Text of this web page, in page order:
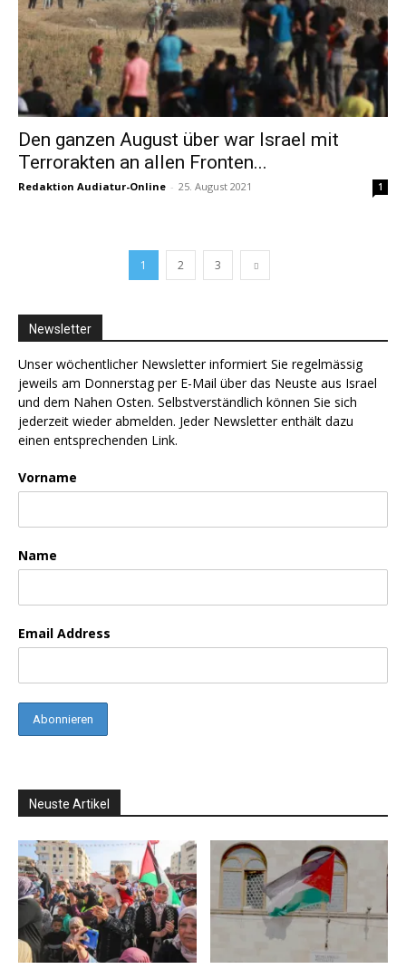
Den ganzen August über war Israel mit
Terrorakten an allen Fronten...
Redaktion Audiatur-Online - 25. August 2021 1
1 2 3
Newsletter
Unser wöchentlicher Newsletter informiert Sie regelmässig
jeweils am Donnerstag per E-Mail über das Neuste aus Israel
und dem Nahen Osten. Selbstverständlich können Sie sich
jederzeit wieder abmelden. Jeder Newsletter enthält dazu
einen entsprechenden Link.
Vorname
Name
Email Address
Neuste Artikel